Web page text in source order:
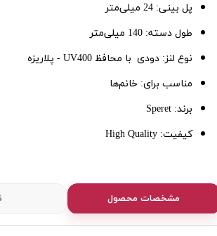
پل بینی: 24
میلی‌متر
طول دسته: 140
میلی‌متر
نوع لنز: دودی با محافظ
مناسب برای: خانم‌ها
برند: Speret
کیفیت: High Quality
مشخصات محصول